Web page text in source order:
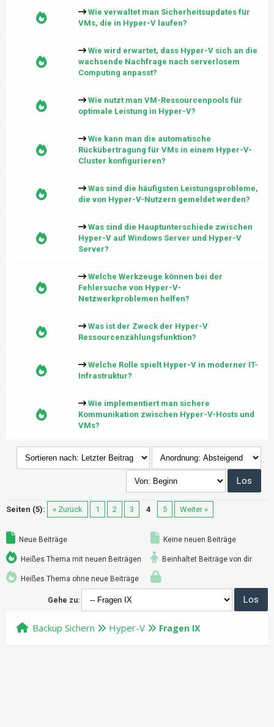
Wie verwaltet man Sicherheitsupdates für
VMs, die in Hyper-V laufen?
Wie wird erwartet, dass Hyper-V sich an die
wachsende Nachfrage nach serverlosem
Computing anpasst?
Wie nutzt man VM-Ressourcenpools für
optimale Leistung in Hyper-V?
Wie kann man die automatische
Rückübertragung für VMs in einem Hyper-V-
Cluster konfigurieren?
Was sind die häufigsten Leistungsprobleme,
die von Hyper-V-Nutzern gemeldet werden?
Was sind die Hauptunterschiede zwischen
Hyper-V auf Windows Server und Hyper-V
Server?
Welche Werkzeuge können bei der
Fehlersuche von Hyper-V-
Netzwerkproblemen helfen?
Was ist der Zweck der Hyper-V
Ressourcenzählungsfunktion?
Welche Rolle spielt Hyper-V in moderner IT-
Infrastruktur?
Wie implementiert man sichere
Kommunikation zwischen Hyper-V-Hosts und
VMs?
Seiten (5): « Zurück 1 2 3 4 5 Weiter »
Neue Beiträge
Heißes Thema mit neuen Beiträgen
Heißes Thema ohne neue Beiträge
Keine neuen Beiträge
Beinhaltet Beiträge von dir
Gehe zu:
Backup Sichern Hyper-V Fragen IX